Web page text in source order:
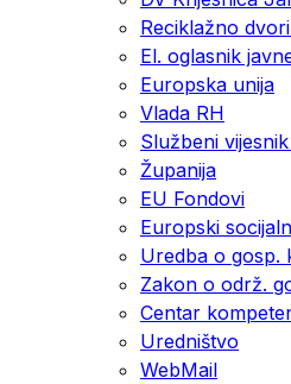
Reciklažno
El. oglasnik
Europska unija
Vlada RH
Službeni
Županija
EU Fondovi
Europski
Uredba o gosp.
Zakon o održ.
Centar
Uredništvo
WebMail